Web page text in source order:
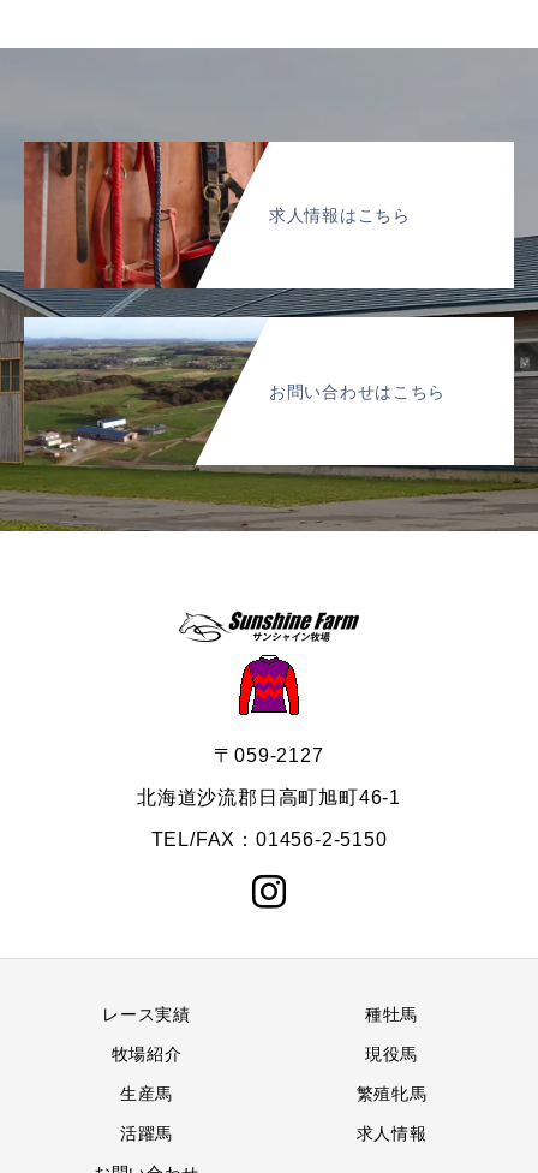
求人情報はこちら
お問い合わせはこちら
〒059-2127
北海道沙流郡日高町旭町46-1
TEL/FAX：01456-2-5150
レース実績 種牡馬
牧場紹介 現役馬
生産馬 繁殖牝馬
活躍馬 求人情報